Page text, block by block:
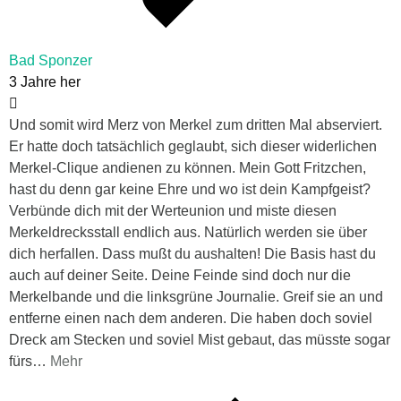
Bad Sponzer
3 Jahre her
Und somit wird Merz von Merkel zum dritten Mal abserviert.
Er hatte doch tatsächlich geglaubt, sich dieser widerlichen
Merkel-Clique andienen zu können. Mein Gott Fritzchen,
hast du denn gar keine Ehre und wo ist dein Kampfgeist?
Verbünde dich mit der Werteunion und miste diesen
Merkeldrecksstall endlich aus. Natürlich werden sie über
dich herfallen. Dass mußt du aushalten! Die Basis hast du
auch auf deiner Seite. Deine Feinde sind doch nur die
Merkelbande und die linksgrüne Journalie. Greif sie an und
entferne einen nach dem anderen. Die haben doch soviel
Dreck am Stecken und soviel Mist gebaut, das müsste sogar
fürs… Mehr